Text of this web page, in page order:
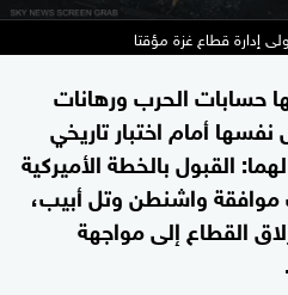
إدارة قطاع غزة مؤقتا
حسابات الحرب ورهانات
أمام اختبار تاريخي
القبول بالخطة الأميركية
موافقة واشنطن وتل أبيب،
القطاع إلى مواجهة